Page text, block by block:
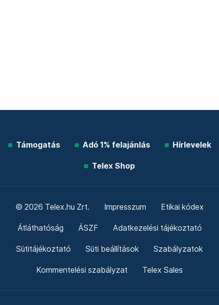
Támogatás Adó 1% felajánlás Hírlevelek
Telex Shop
© 2026 Telex.hu Zrt. Impresszum Etikai kódex
Átláthatóság ÁSZF Adatkezelési tájékoztató
Sütitájékoztató Süti beállítások Szabályzatok
Kommentelési szabályzat Telex Sales